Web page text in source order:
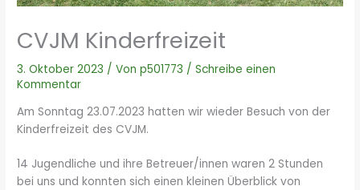
CVJM Kinderfreizeit
3. Oktober 2023 / Vonp501773 /Schreibe einen
Kommentar
Am Sonntag 23.07.2023 hatten wir wieder Besuch von der
Kinderfreizeit des CVJM.
14 Jugendliche und ihre Betreuer/innen waren 2 Stunden
bei uns und konnten sich einen kleinen Überblick von